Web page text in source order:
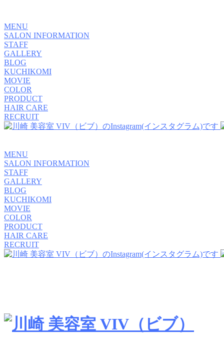
MENU
SALON INFORMATION
STAFF
GALLERY
BLOG
KUCHIKOMI
MOVIE
COLOR
PRODUCT
HAIR CARE
RECRUIT
MENU
SALON INFORMATION
STAFF
GALLERY
BLOG
KUCHIKOMI
MOVIE
COLOR
PRODUCT
HAIR CARE
RECRUIT